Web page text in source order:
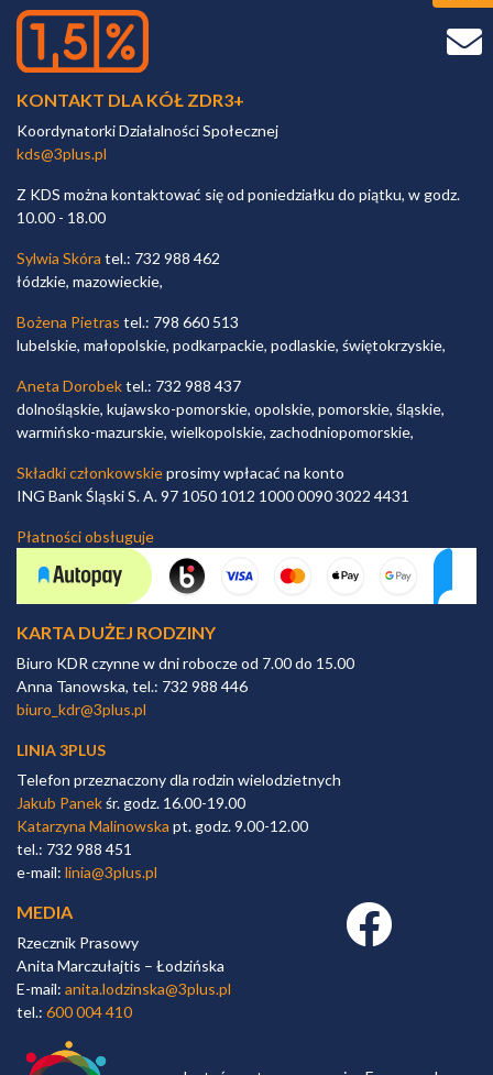
KONTAKT DLA KÓŁ ZDR3+
Koordynatorki Działalności Społecznej
kds@3plus.pl
Z KDS można kontaktować się od poniedziałku do piątku, w godz.
10.00 - 18.00
Sylwia Skóra tel.: 732 988 462
łódzkie, mazowieckie,
Bożena Pietras tel.: 798 660 513
lubelskie, małopolskie, podkarpackie, podlaskie, świętokrzyskie,
Aneta Dorobektel.: 732 988 437
dolnośląskie, kujawsko-pomorskie, opolskie, pomorskie, śląskie,
warmińsko-mazurskie, wielkopolskie, zachodniopomorskie,
Składki członkowskieprosimy wpłacać na konto
ING Bank Śląski S. A. 97 1050 1012 1000 0090 3022 4431
Płatności obsługuje
KARTA DUŻEJ RODZINY
Biuro KDR czynne w dni robocze od 7.00 do 15.00
Anna Tanowska, tel.: 732 988 446
biuro_kdr@3plus.pl
LINIA 3PLUS
Telefon przeznaczony dla rodzin wielodzietnych
Jakub Panekśr. godz. 16.00-19.00
Katarzyna Malinowska pt. godz. 9.00-12.00
tel.: 732 988 451
e-mail: linia@3plus.pl
MEDIA
Rzecznik Prasowy
Anita Marczułajtis – Łodzińska
E-mail: anita.lodzinska@3plus.pl
tel.: 600 004 410
Facebook link